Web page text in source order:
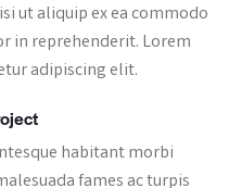
ut aliquip ex ea commodo
in reprehenderit. Lorem
adipiscing elit.
habitant morbi
fames ac turpis